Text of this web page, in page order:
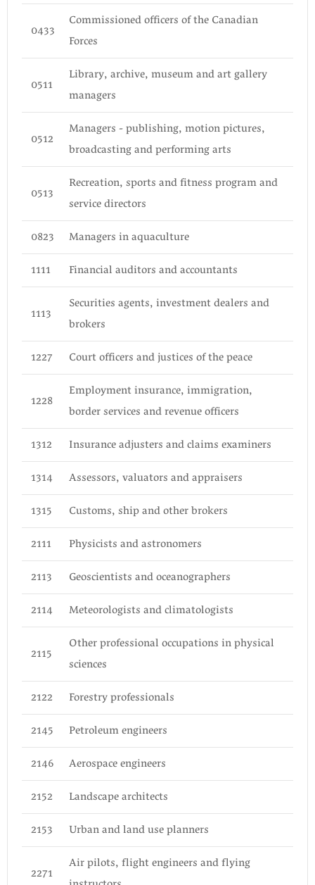
Commissioned officers of the Canadian
Forces
0433
Library, archive, museum and art gallery
managers
0511
Managers - publishing, motion pictures,
broadcasting and performing arts
0512
Recreation, sports and fitness program and
service directors
0513
Managers in aquaculture
0823
Financial auditors and accountants
1111
Securities agents, investment dealers and
brokers
1113
Court officers and justices of the peace
1227
Employment insurance, immigration,
border services and revenue officers
1228
Insurance adjusters and claims examiners
1312
Assessors, valuators and appraisers
1314
Customs, ship and other brokers
1315
Physicists and astronomers
2111
Geoscientists and oceanographers
2113
Meteorologists and climatologists
2114
Other professional occupations in physical
sciences
2115
Forestry professionals
2122
Petroleum engineers
2145
Aerospace engineers
2146
Landscape architects
2152
Urban and land use planners
2153
Air pilots, flight engineers and flying
2271